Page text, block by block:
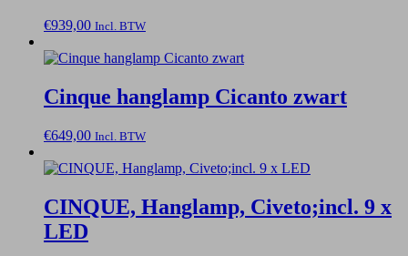
€939,00 Incl. BTW
Cinque hanglamp Cicanto zwart
€649,00 Incl. BTW
CINQUE, Hanglamp, Civeto;incl. 9 x
LED